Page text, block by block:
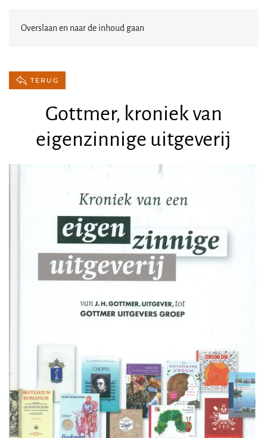
Overslaan en naar de inhoud gaan
TERUG
Gottmer, kroniek van
eigenzinnige uitgeverij